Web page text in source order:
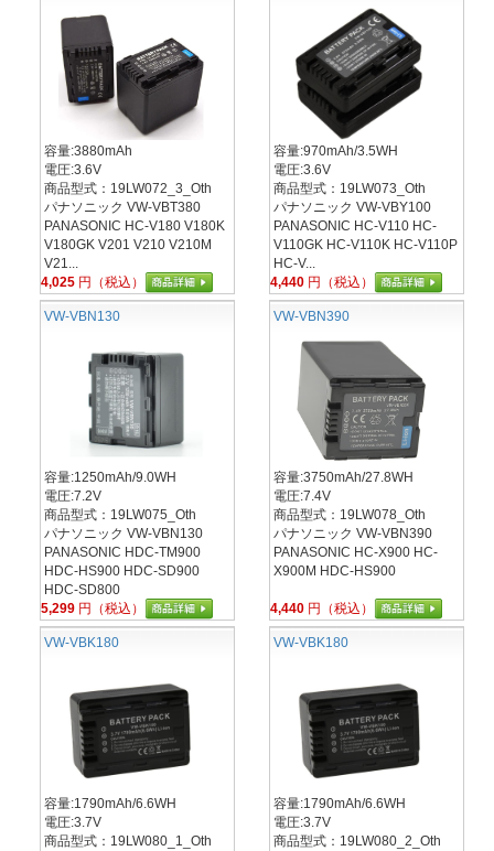
容量:3880mAh
電圧:3.6V
商品型式：19LW072_3_Oth
パナソニック VW-VBT380
PANASONIC HC-V180 V180K
V180GK V201 V210 V210M
V21...
4,025 円（税込）
容量:970mAh/3.5WH
電圧:3.6V
商品型式：19LW073_Oth
パナソニック VW-VBY100
PANASONIC HC-V110 HC-
V110GK HC-V110K HC-V110P
HC-V...
4,440 円（税込）
VW-VBN130
容量:1250mAh/9.0WH
電圧:7.2V
商品型式：19LW075_Oth
パナソニック VW-VBN130
PANASONIC HDC-TM900
HDC-HS900 HDC-SD900
HDC-SD800
5,299 円（税込）
VW-VBN390
容量:3750mAh/27.8WH
電圧:7.4V
商品型式：19LW078_Oth
パナソニック VW-VBN390
PANASONIC HC-X900 HC-
X900M HDC-HS900
4,440 円（税込）
VW-VBK180
容量:1790mAh/6.6WH
電圧:3.7V
商品型式：19LW080_1_Oth
VW-VBK180
容量:1790mAh/6.6WH
電圧:3.7V
商品型式：19LW080_2_Oth